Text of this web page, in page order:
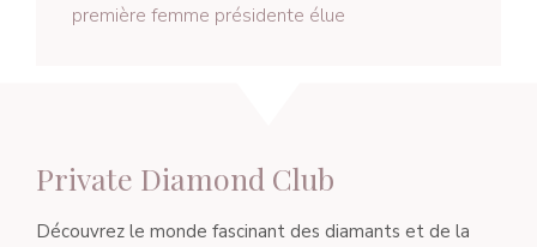
première femme présidente élue
Private Diamond Club
Découvrez le monde fascinant des diamants et de la